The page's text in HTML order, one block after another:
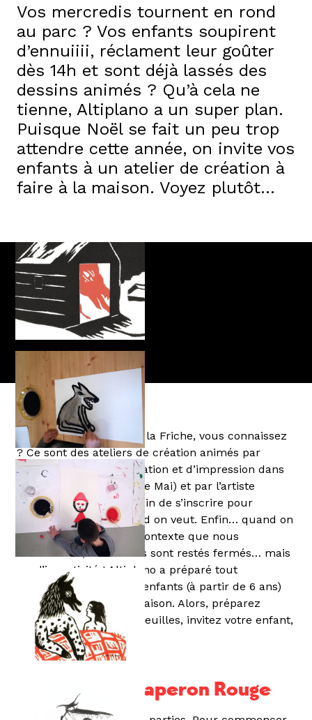
Vos mercredis tournent en rond
au parc ? Vos enfants soupirent
d’ennuiiii, réclament leur goûter
dès 14h et sont déjà lassés des
dessins animés ? Qu’à cela ne
tienne, Altiplano a un super plan.
Puisque Noël se fait un peu trop
attendre cette année, on invite vos
enfants à un atelier de création à
faire à la maison. Voyez plutôt…
Les Petits Mercredis de la Friche, vous connaissez
? Ce sont des ateliers de création animés par
Altiplano
(studio de création et d’impression dans
le quartier de la Belle de Mai) et par l’artiste
Noémie Privat. Pas besoin de s’inscrire pour
l’année, on y vient quand on veut. Enfin… quand on
PEUT surtout. Avec le contexte que nous
connaissons, les ateliers sont restés fermés… mais
pas l’inventivité ! Altiplano a préparé tout
spécialement pour vos enfants (à partir de 6 ans)
un atelier à faire à la maison. Alors, préparez
l’ordinateur, feutres et feuilles, invitez votre enfant,
et laissez-vous guider !
Le Petit Chaperon Rouge